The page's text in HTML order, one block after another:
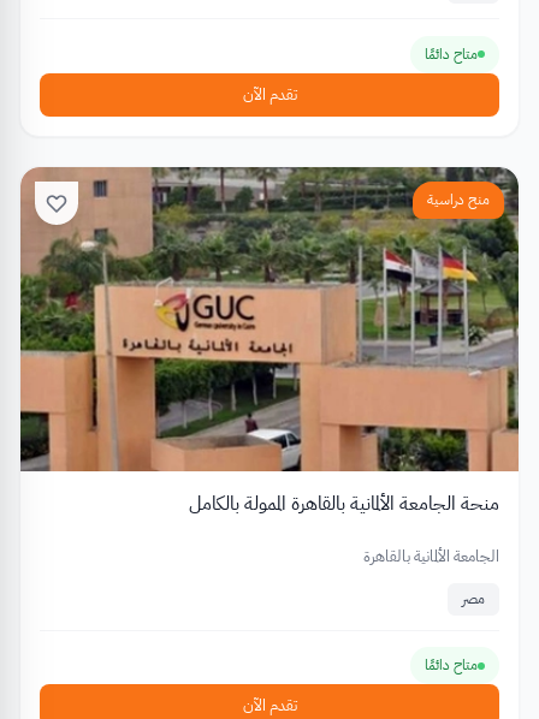
متاح دائمًا
تقدم الآن
منح دراسية
منحة الجامعة الألمانية بالقاهرة الممولة بالكامل
الجامعة الألمانية بالقاهرة
مصر
متاح دائمًا
تقدم الآن